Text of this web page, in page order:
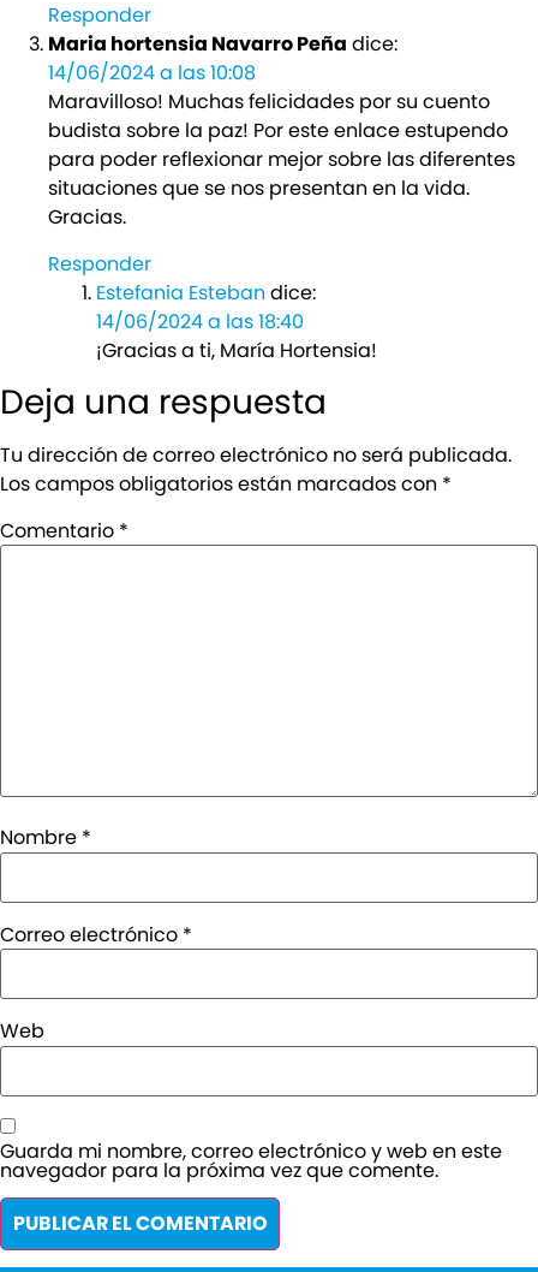
Responder
Maria hortensia Navarro Peña dice:
14/06/2024 a las 10:08
Maravilloso! Muchas felicidades por su cuento
budista sobre la paz! Por este enlace estupendo
para poder reflexionar mejor sobre las diferentes
situaciones que se nos presentan en la vida.
Gracias.
Responder
Estefania Estebandice:
14/06/2024 a las 18:40
¡Gracias a ti, María Hortensia!
Deja una respuesta
Tu dirección de correo electrónico no será publicada.
Los campos obligatorios están marcados con *
Comentario *
Nombre *
Correo electrónico *
Web
Guarda mi nombre, correo electrónico y web en este
navegador para la próxima vez que comente.